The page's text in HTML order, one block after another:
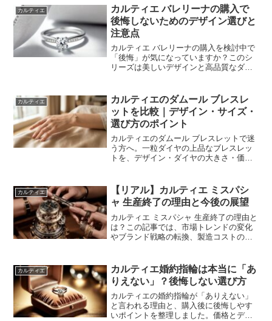
増した今でも人気の秘密、中古市場での
購入方法や注意点について詳しく解説し
ます。さらに、他の廃盤コレクションと
の比較や入手のコツも紹介。廃盤リング
の価値と魅力を知り、手に入れるヒント
を見つけてください。
カルティエ
カルティエ バレリーナの購入で
後悔しないためのデザイン選びと
注意点
カルティエ バレリーナの購入を検討中で
「後悔」が気になっていますか？このシ
リーズは美しいデザインと高品質なダイ
この記事では、カルティエ バレリーナの
選び方や後悔しないための注意点、口コ
ミを徹底解説。予算やデザイン、アフタ
ーサービスを知り、自分にぴったりの指
輪選びをサポートします。後悔しないた
めのポイントをチェックして賢く購入し
ましょう。
カルティエ
カルティエのダムール ブレスレ
ットを比較｜デザイン・サイズ・
選び方のポイント
カルティエのダムール ブレスレットで迷
う方へ。一粒ダイヤの上品なブレスレッ
トを、デザイン・ダイヤの大きさ・価格
の見え方、重ね付けのしやすさから選ぶ
コツ、購入前に確認したい点までまとめ
ました。
カルティエ
【リアル】カルティエ ミスパシ
ャ 生産終了の理由と今後の展望
カルティエ ミスパシャ 生産終了の理由と
は？この記事では、市場トレンドの変化
やブランド戦略の転換、製造コストの上
やコレクター価値についても詳しく解説
し、今後の展望を考察します。
カルティエ
カルティエ婚約指輪は本当に「あ
りえない」？後悔しない選び方
カルティエの婚約指輪が「ありえない」
と言われる理由と、購入後に後悔しやす
いポイントを整理しました。価格とデザ